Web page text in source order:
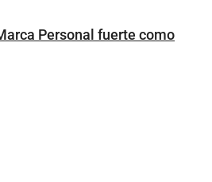
Personal fuerte como